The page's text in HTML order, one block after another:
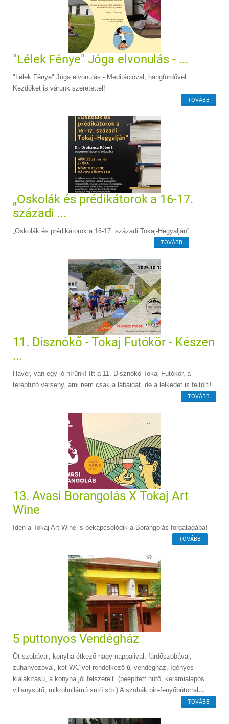
"Lélek Fénye" Jóga elvonulás - ...
"Lélek Fénye" Jóga elvonulás - Meditációval, hangfürdővel.
Kezdőket is várunk szeretettel!
TOVÁBB
„Oskolák és prédikátorok a 16-17.
századi ...
„Oskolák és prédikátorok a 16-17. századi Tokaj-Hegyalján”
TOVÁBB
11. Disznókő - Tokaj Futókör - Készen
...
Haver, van egy jó hírünk! Itt a 11. Disznókő-Tokaj Futókör, a
terepfutó verseny, ami nem csak a lábaidat, de a lelkedet is feltölti!
TOVÁBB
13. Avasi Borangolás X Tokaj Art
Wine
Idén a Tokaj Art Wine is bekapcsolódik a Borangolás forgatagába!
TOVÁBB
5 puttonyos Vendégház
Öt szobával, konyha-étkező nagy nappalival, fürdőszobával,
zuhanyozóval, két WC-vel rendelkező új vendégház. Igényes
kialakítású, a konyha jól felszerelt. (beépített hűtő, kerámialapos
villanysütő, mikrohullámú sütő stb.) A szobák bio-fenyőbútorral...
TOVÁBB